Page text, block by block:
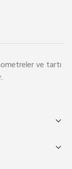
ve tartı